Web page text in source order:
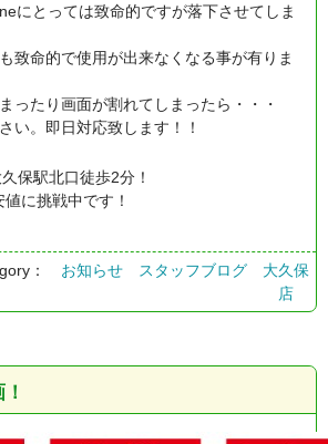
にとっては致命的ですが落下させてしま
致命的で使用が出来なくなる事が有りま
ったり画面が割れてしまったら・・・
い。即日対応致します！！
保駅北口徒歩2分！
に挑戦中です！
： お知らせ スタッフブログ
大久保
店